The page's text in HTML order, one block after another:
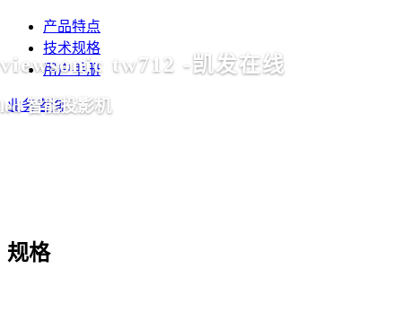
viewsonic tw712 -凯发在线
led 智能投影机
产品特点
技术规格
用户手册
业务咨询
规格